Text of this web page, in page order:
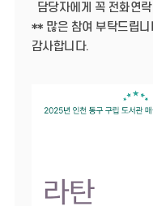
담당자에게 꼭 전화연
** 많은 참여 부탁드립
감사합니다.